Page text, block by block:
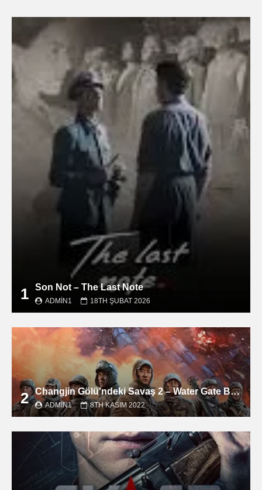
1 Son Not – The Last Note
ADMIN1 18TH ŞUBAT 2026
2 Changjin Gölü’ndeki Savaş 2 – Water Gate Bridge filmini izle
ADMIN1 8TH KASIM 2022